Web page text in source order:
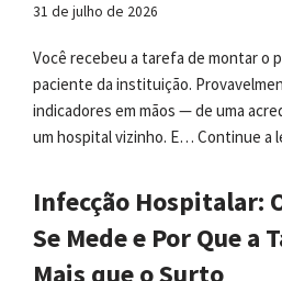
31 de julho de 2026
Você recebeu a tarefa de montar o
paciente da instituição.
indicadores em mãos — de uma
um hospital vizinho. E… Continue a
Infecção Hospitalar:
Se Mede e Por Que a
Mais que o Surto